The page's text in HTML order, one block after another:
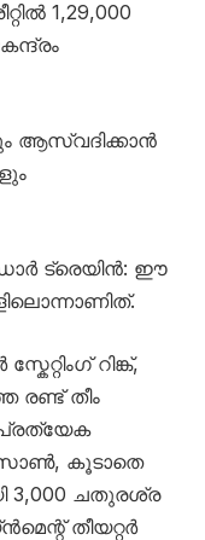
1,29,000
ആസ്വദിക്കാൻ
ട്രെയിൻ: ഈ
റിങ്ക്,
തീം
കൂടാതെ
3,000 ചതുരശ്ര
തീയറ്റർ